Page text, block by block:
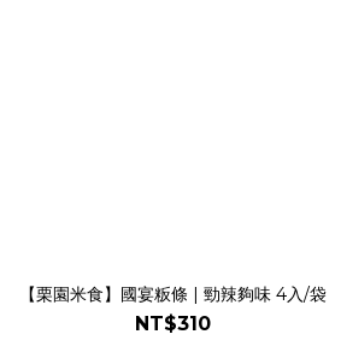
【栗園米食】國宴粄條 | 勁辣夠味 4入/袋
NT$310